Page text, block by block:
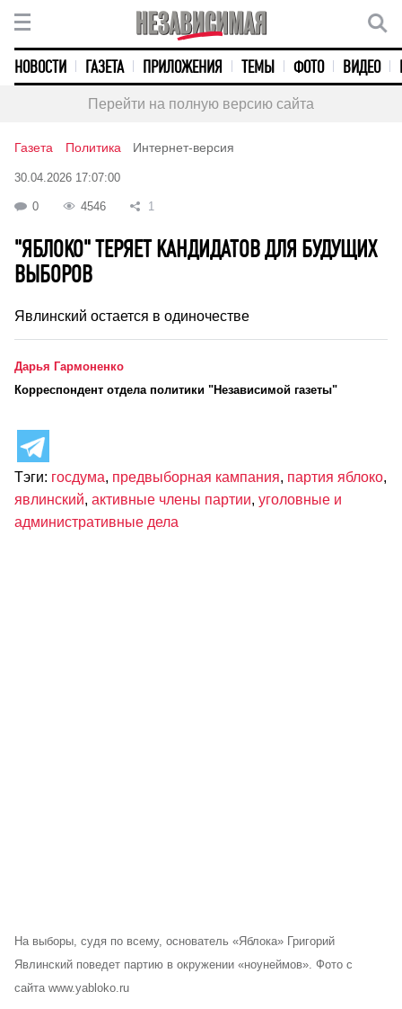
НОВОСТИ ГАЗЕТА ПРИЛОЖЕНИЯ ТЕМЫ ФОТО ВИДЕО
Перейти на полную версию сайта
Газета Политика Интернет-версия
30.04.2026 17:07:00
0 4546 1
"ЯБЛОКО" ТЕРЯЕТ КАНДИДАТОВ ДЛЯ БУДУЩИХ
ВЫБОРОВ
Явлинский остается в одиночестве
Дарья Гармоненко
Корреспондент отдела политики "Независимой газеты"
Тэги: госдума, предвыборная кампания, партия яблоко,
явлинский, активные члены партии, уголовные и
административные дела
На выборы, судя по всему, основатель «Яблока» Григорий
Явлинский поведет партию в окружении «ноунеймов». Фото с
сайта www.yabloko.ru